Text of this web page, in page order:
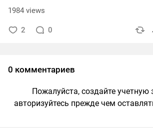
1984 views
2 0
0 комментариев
Пожалуйста, создайте учетную
авторизуйтесь прежде чем